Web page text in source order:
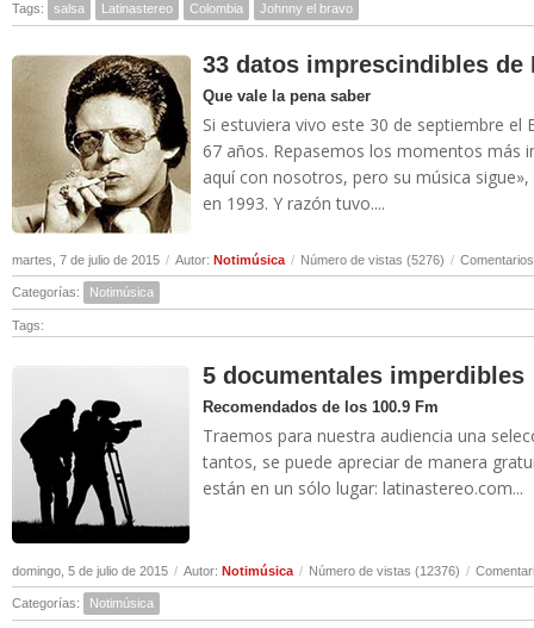
Tags: salsa Latinastereo Colombia Johnny el bravo
33 datos imprescindibles de
Que vale la pena saber
Si estuviera vivo este 30 de septiembre el
67 años. Repasemos los momentos más
aquí con nosotros, pero su música
en 1993. Y razón tuvo....
martes, 7 de julio de 2015 / Autor: Notimúsica / Número de vistas (5276) /
Categorías: Notimúsica
Tags:
5 documentales imperdibles
Recomendados de los 100.9 Fm
Traemos para nuestra audiencia una
tantos, se puede apreciar de manera
están en un sólo lugar: latinastereo.com...
domingo, 5 de julio de 2015 / Autor: Notimúsica / Número de vistas (12376) /
Categorías: Notimúsica